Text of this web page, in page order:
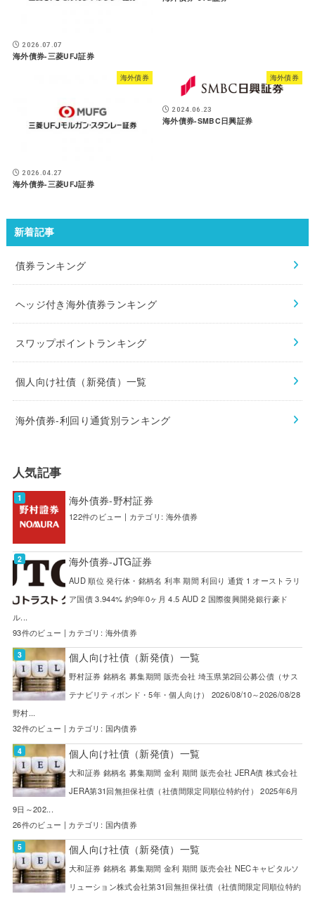
2026.07.07
海外債券-三菱UFJ証券
海外債券
2026.04.27
海外債券-三菱UFJ証券
海外債券
2024.06.23
海外債券-SMBC日興証券
新着記事
債券ランキング
ヘッジ付き海外債券ランキング
スワップポイントランキング
個人向け社債（新発債）一覧
海外債券-利回り通貨別ランキング
人気記事
海外債券-野村証券
122件のビュー | カテゴリ: 海外債券
海外債券-JTG証券
AUD 順位 発行体・銘柄名 利率 期間 利回り 通貨 1 オーストラリ
ア国債 3.944% 約9年0ヶ月 4.5 AUD 2 国際復興開発銀行豪ド
ル...
93件のビュー | カテゴリ: 海外債券
個人向け社債（新発債）一覧
野村証券 銘柄名 募集期間 販売会社 埼玉県第2回公募公債（サス
テナビリティボンド・5年・個人向け） 2026/08/10～2026/08/28
野村...
32件のビュー | カテゴリ: 国内債券
個人向け社債（新発債）一覧
大和証券 銘柄名 募集期間 金利 期間 販売会社 JERA債 株式会社
JERA第31回無担保社債（社債間限定同順位特約付） 2025年6月
9日～202...
26件のビュー | カテゴリ: 国内債券
個人向け社債（新発債）一覧
大和証券 銘柄名 募集期間 金利 期間 販売会社 NECキャピタルソ
リューション株式会社第31回無担保社債（社債間限定同順位特約